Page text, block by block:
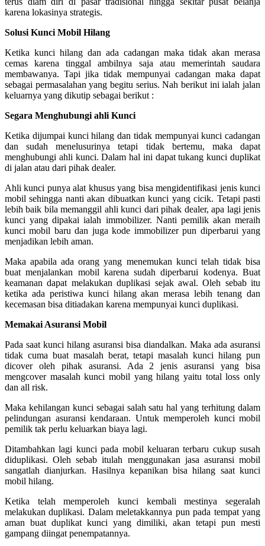
karena lokasinya strategis.
Solusi Kunci Mobil Hilang
Ketika kunci hilang dan ada cadangan maka tidak akan merasa
cemas karena tinggal ambilnya saja atau memerintah saudara
membawanya. Tapi jika tidak mempunyai cadangan maka dapat
sebagai permasalahan yang begitu serius. Nah berikut ini ialah jalan
keluarnya yang dikutip sebagai berikut :
Segara Menghubungi ahli Kunci
Ketika dijumpai kunci hilang dan tidak mempunyai kunci cadangan
dan sudah menelusurinya tetapi tidak bertemu, maka dapat
menghubungi ahli kunci. Dalam hal ini dapat tukang kunci duplikat
di jalan atau dari pihak dealer.
Ahli kunci punya alat khusus yang bisa mengidentifikasi jenis kunci
mobil sehingga nanti akan dibuatkan kunci yang cicik. Tetapi pasti
lebih baik bila memanggil ahli kunci dari pihak dealer, apa lagi jenis
kunci yang dipakai ialah immobilizer. Nanti pemilik akan meraih
kunci mobil baru dan juga kode immobilizer pun diperbarui yang
menjadikan lebih aman.
Maka apabila ada orang yang menemukan kunci telah tidak bisa
buat menjalankan mobil karena sudah diperbarui kodenya. Buat
keamanan dapat melakukan duplikasi sejak awal. Oleh sebab itu
ketika ada peristiwa kunci hilang akan merasa lebih tenang dan
kecemasan bisa ditiadakan karena mempunyai kunci duplikasi.
Memakai Asuransi Mobil
Pada saat kunci hilang asuransi bisa diandalkan. Maka ada asuransi
tidak cuma buat masalah berat, tetapi masalah kunci hilang pun
dicover oleh pihak asuransi. Ada 2 jenis asuransi yang bisa
mengcover masalah kunci mobil yang hilang yaitu total loss only
dan all risk.
Maka kehilangan kunci sebagai salah satu hal yang terhitung dalam
pelindungan asuransi kendaraan. Untuk memperoleh kunci mobil
pemilik tak perlu keluarkan biaya lagi.
Ditambahkan lagi kunci pada mobil keluaran terbaru cukup susah
diduplikasi. Oleh sebab itulah menggunakan jasa asuransi mobil
sangatlah dianjurkan. Hasilnya kepanikan bisa hilang saat kunci
mobil hilang.
Ketika telah memperoleh kunci kembali mestinya segeralah
melakukan duplikasi. Dalam meletakkannya pun pada tempat yang
aman buat duplikat kunci yang dimiliki, akan tetapi pun mesti
gampang diingat penempatannya.